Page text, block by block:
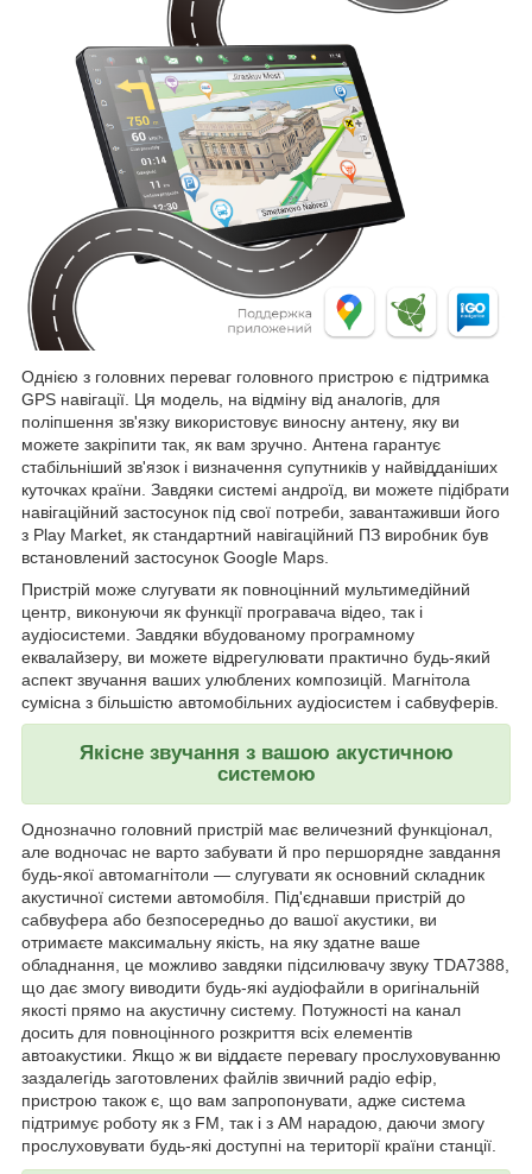
Однією з головних переваг головного пристрою є підтримка
GPS навігації. Ця модель, на відміну від аналогів, для
поліпшення зв'язку використовує виносну антену, яку ви
можете закріпити так, як вам зручно. Антена гарантує
стабільніший зв'язок і визначення супутників у найвідданіших
куточках країни. Завдяки системі андроїд, ви можете підібрати
навігаційний застосунок під свої потреби, завантаживши його
з Play Market, як стандартний навігаційний ПЗ виробник був
встановлений застосунок Google Maps.
Пристрій може слугувати як повноцінний мультимедійний
центр, виконуючи як функції програвача відео, так і
аудіосистеми. Завдяки вбудованому програмному
еквалайзеру, ви можете відрегулювати практично будь-який
аспект звучання ваших улюблених композицій. Магнітола
сумісна з більшістю автомобільних аудіосистем і сабвуферів.
Якісне звучання з вашою акустичною
системою
Однозначно головний пристрій має величезний функціонал,
але водночас не варто забувати й про першорядне завдання
будь-якої автомагнітоли — слугувати як основний складник
акустичної системи автомобіля. Під'єднавши пристрій до
сабвуфера або безпосередньо до вашої акустики, ви
отримаєте максимальну якість, на яку здатне ваше
обладнання, це можливо завдяки підсилювачу звуку TDA7388,
що дає змогу виводити будь-які аудіофайли в оригінальній
якості прямо на акустичну систему. Потужності на канал
досить для повноцінного розкриття всіх елементів
автоакустики. Якщо ж ви віддаєте перевагу прослуховуванню
заздалегідь заготовлених файлів звичний радіо ефір,
пристрою також є, що вам запропонувати, адже система
підтримує роботу як з FM, так і з AM нарадою, даючи змогу
прослуховувати будь-які доступні на території країни станції.